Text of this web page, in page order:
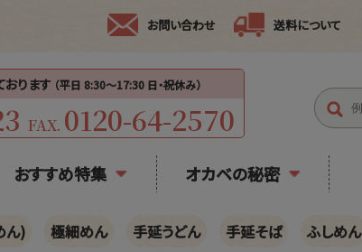
お問い合わせ 送料について
おります （平日 8:30〜17:30 日・祝休み）
FAX. 0120-64-2570
おすすめ特集 オカベの秘密
ん) 極細めん 手延うどん 手延そば ふしめん